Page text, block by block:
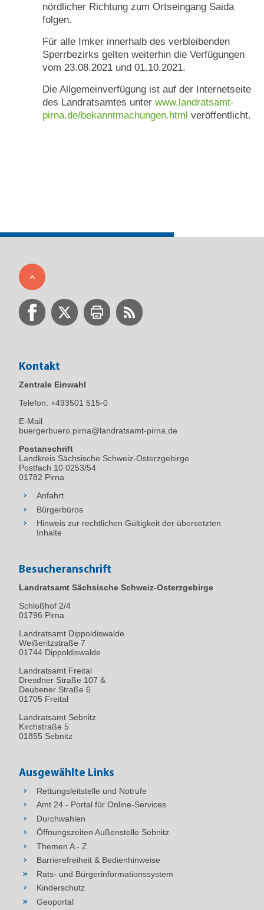
nördlicher Richtung zum Ortseingang Saida
folgen.
Für alle Imker innerhalb des verbleibenden
Sperrbezirks gelten weiterhin die Verfügungen
vom 23.08.2021 und 01.10.2021.
Die Allgemeinverfügung ist auf der Internetseite
des Landratsamtes unter www.landratsamt-
pirna.de/bekanntmachungen.html veröffentlicht.
Kontakt
Zentrale Einwahl
Telefon: +493501 515-0
E-Mail
buergerbuero.pirna@landratsamt-pirna.de
Postanschrift
Landkreis Sächsische Schweiz-Osterzgebirge
Postfach 10 0253/54
01782 Pirna
Anfahrt
Bürgerbüros
Hinweis zur rechtlichen Gültigkeit der übersetzten
Inhalte
Besucheranschrift
Landratsamt Sächsische Schweiz-Osterzgebirge
Schloßhof 2/4
01796 Pirna
Landratsamt Dippoldiswalde
Weißeritzstraße 7
01744 Dippoldiswalde
Landratsamt Freital
Dresdner Straße 107 &
Deubener Straße 6
01705 Freital
Landratsamt Sebnitz
Kirchstraße 5
01855 Sebnitz
Ausgewählte Links
Rettungsleitstelle und Notrufe
Amt 24 - Portal für Online-Services
Durchwahlen
Öffnungszeiten Außenstelle Sebnitz
Themen A - Z
Barrierefreiheit & Bedienhinweise
Rats- und Bürgerinformationssystem
Kinderschutz
Geoportal